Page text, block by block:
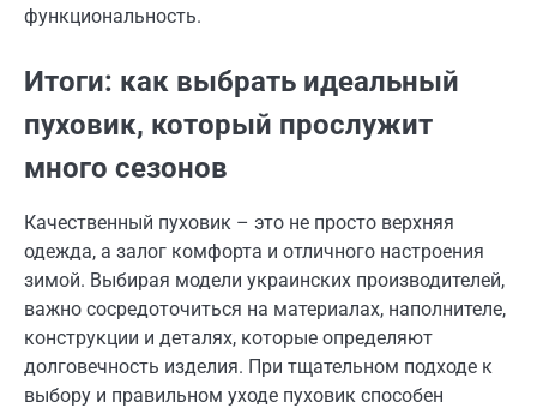
функциональность.
Итоги: как выбрать идеальный
пуховик, который прослужит
много сезонов
Качественный пуховик – это не просто верхняя
одежда, а залог комфорта и отличного настроения
зимой. Выбирая модели украинских производителей,
важно сосредоточиться на материалах, наполнителе,
конструкции и деталях, которые определяют
долговечность изделия. При тщательном подходе к
выбору и правильном уходе пуховик способен